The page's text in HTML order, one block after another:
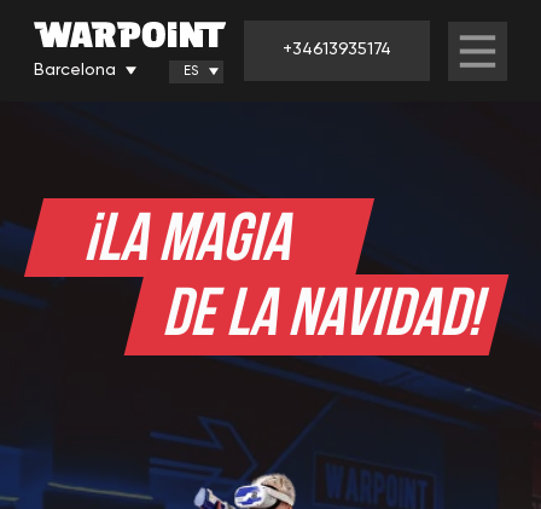
Barcelona
DE LA NAVIDAD!